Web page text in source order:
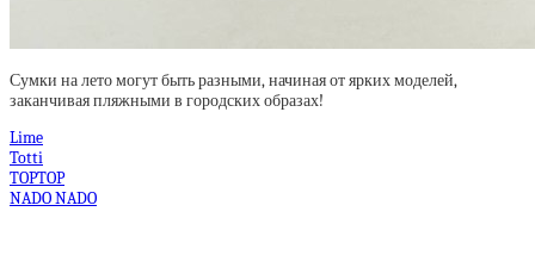
Сумки на лето могут быть разными, начиная от ярких моделей,
заканчивая пляжными в городских образах!
Lime
Totti
TOPTOP
NADO NADO